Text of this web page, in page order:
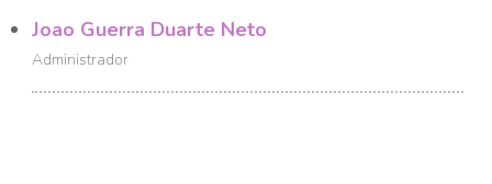
Joao Guerra Duarte Neto
Administrador